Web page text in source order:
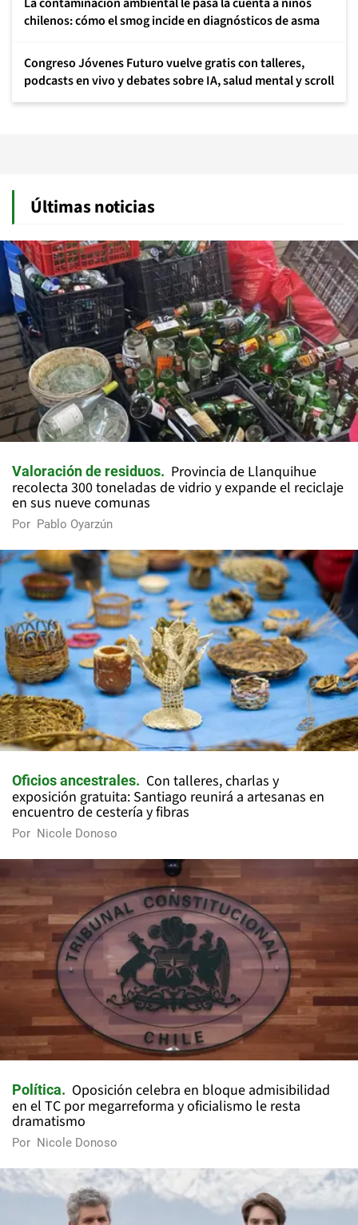
chilenos: cómo el smog incide en diagnósticos de asma
Congreso Jóvenes Futuro vuelve gratis con talleres,
podcasts en vivo y debates sobre IA, salud mental y scroll
Últimas noticias
Valoración de residuos
Provincia de Llanquihue
recolecta 300 toneladas de vidrio y expande el reciclaje
en sus nueve comunas
Por Pablo Oyarzún
Oficios ancestrales
Con talleres, charlas y
exposición gratuita: Santiago reunirá a artesanas en
encuentro de cestería y fibras
Por Nicole Donoso
Política
Oposición celebra en bloque admisibilidad
en el TC por megarreforma y oficialismo le resta
dramatismo
Por Nicole Donoso